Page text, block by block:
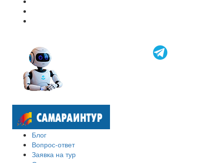
Блог
Вопрос-ответ
Заявка на тур